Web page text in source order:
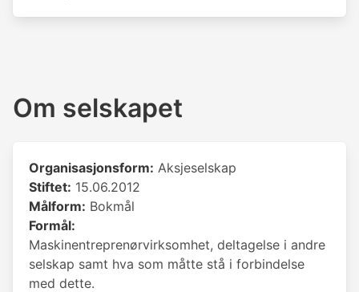
Om selskapet
Organisasjonsform: Aksjeselskap
Stiftet: 15.06.2012
Målform: Bokmål
Formål:
Maskinentreprenørvirksomhet, deltagelse i andre
selskap samt hva som måtte stå i forbindelse
med dette.